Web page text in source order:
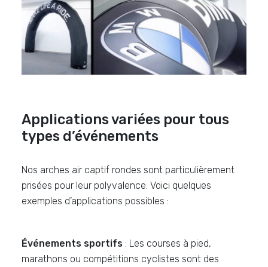
Applications variées pour tous
types d’événements
Nos arches air captif rondes sont particulièrement
prisées pour leur polyvalence. Voici quelques
exemples d’applications possibles :
Événements sportifs : Les courses à pied,
marathons ou compétitions cyclistes sont des